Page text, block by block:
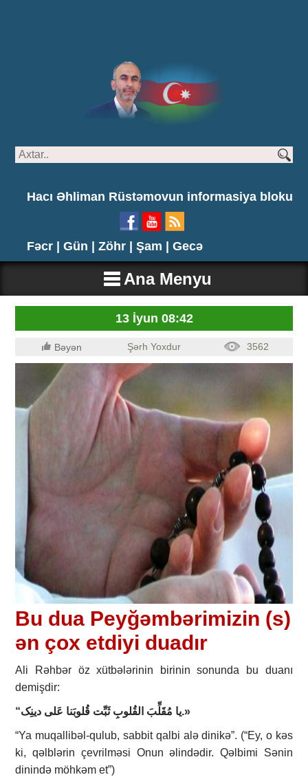
Hacı Əhliman Rüstəmovun informasiya bloku
Fəcr | Gün | Zöhr | Şam | Gecə
Ana Menyu
13 İyun 08:42
Bəyən Şərh Yoxdur 3562
Bu dua Peyğəmbərimizin (s)
ən çox etdiyi duadır
Ali Rəhbər öz xütbələrinin birinin sonunda bu duanı
demişdir:
“یا مُقَلِّبَ القُلوبِ ثَبِّت قُلوبَنا عَلی دینِک.»
“Ya muqallibəl-qulub, sabbit qalbi alə dinikə”. (“Ey, o kəs
ki, qəlblərin çevrilməsi Onun əlindədir. Qəlbimi Sənin
dinində möhkəm et”)